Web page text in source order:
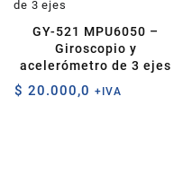
GY-521 MPU6050 –
Giroscopio y
acelerómetro de 3 ejes
$ 20.000,0 +IVA